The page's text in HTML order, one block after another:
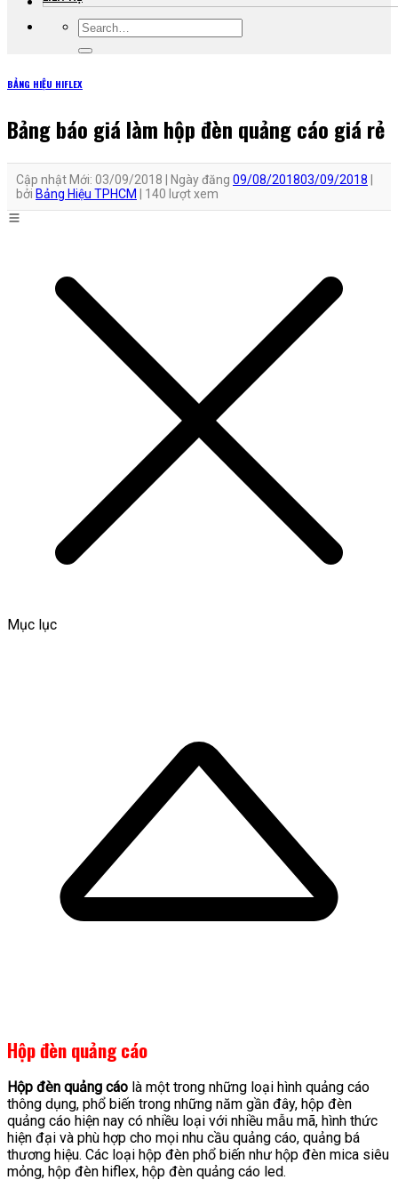
BẢNG HIỆU HIFLEX
Bảng báo giá làm hộp đèn quảng cáo giá rẻ
Cập nhật Mới: 03/09/2018 | Ngày đăng 09/08/201803/09/2018
bởi Bảng Hiệu TPHCM 140 lượt xem
Mục lục
Hộp đèn quảng cáo
Hộp đèn quảng cáo là một trong những loại hình quảng cáo
thông dụng, phổ biến trong những năm gần đây, hộp đèn
quảng cáo hiện nay có nhiều loại với nhiều mẫu mã, hình thức
hiện đại và phù hợp cho mọi nhu cầu quảng cáo, quảng bá
thương hiệu. Các loại hộp đèn phổ biến như hộp đèn mica siêu
mỏng, hộp đèn hiflex, hộp đèn quảng cáo led.